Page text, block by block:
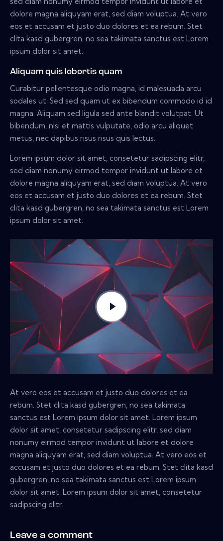
dolore magna aliquyam erat, sed diam voluptua. At vero
eos et accusam et justo duo dolores et ea rebum. Stet
clita kasd gubergren, no sea takimata sanctus est Lorem
ipsum dolor sit amet.
Aliquam quis lobortis quam
Curabitur pellentesque odio magna, id malesuada arcu
sodales ut. Sed sed quam ut ex bibendum commodo id id
magna. Aliquam sed ligula sed ante blandit volutpat. Ut
bibendum, nisi et mattis vulputate, odio arcu aliquet
metus, nec dapibus risus risus quis lectus.
Lorem ipsum dolor sit amet, consetetur sadipscing elitr,
sed diam nonumy eirmod tempor invidunt ut labore et
dolore magna aliquyam erat, sed diam voluptua. At vero
eos et accusam et justo duo dolores et ea rebum. Stet
clita kasd gubergren, no sea takimata sanctus est Lorem
ipsum dolor sit amet.
At vero eos et accusam et justo duo dolores et ea
rebum. Stet clita kasd gubergren, no sea takimata
sanctus est Lorem ipsum dolor sit amet. Lorem ipsum
dolor sit amet, consetetur sadipscing elitr, sed diam
nonumy eirmod tempor invidunt ut labore et dolore
magna aliquyam erat, sed diam voluptua. At vero eos et
accusam et justo duo dolores et ea rebum. Stet clita kasd
gubergren, no sea takimata sanctus est Lorem ipsum
dolor sit amet. Lorem ipsum dolor sit amet, consetetur
sadipscing elitr.
Leave a comment